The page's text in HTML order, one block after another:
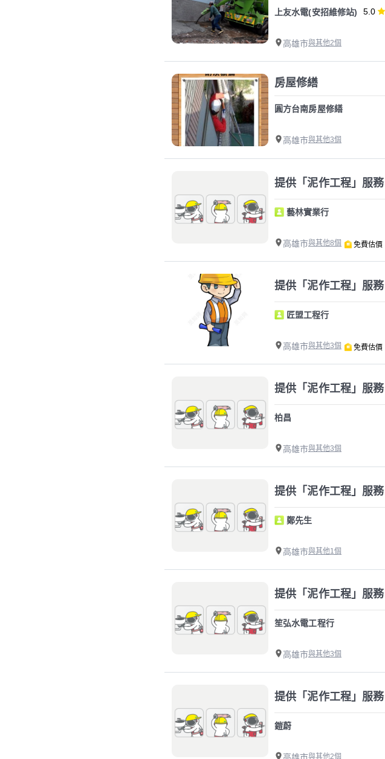
上友水電(安招維修站) 5.0
高雄市與其他2個
房屋修繕
圓方台南房屋修繕
高雄市與其他3個
提供「泥作工程」服務
藝林實業行
高雄市與其他8個 免費估價
提供「泥作工程」服務
匠盟工程行
高雄市與其他3個 免費估價
提供「泥作工程」服務
柏昌
高雄市與其他3個
提供「泥作工程」服務
鄭先生
高雄市與其他1個
提供「泥作工程」服務
笙弘水電工程行
高雄市與其他3個
提供「泥作工程」服務
鎧蔚
與其他2個